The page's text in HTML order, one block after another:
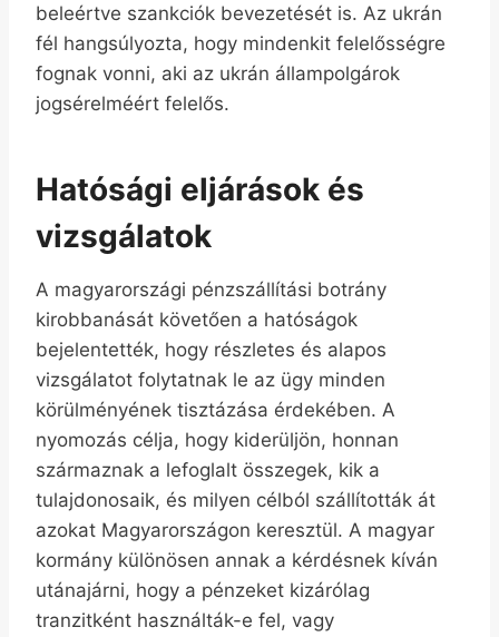
beleértve szankciók bevezetését is. Az ukrán
fél hangsúlyozta, hogy mindenkit felelősségre
fognak vonni, aki az ukrán állampolgárok
jogsérelméért felelős.
Hatósági eljárások és
vizsgálatok
A magyarországi pénzszállítási botrány
kirobbanását követően a hatóságok
bejelentették, hogy részletes és alapos
vizsgálatot folytatnak le az ügy minden
körülményének tisztázása érdekében. A
nyomozás célja, hogy kiderüljön, honnan
származnak a lefoglalt összegek, kik a
tulajdonosaik, és milyen célból szállították át
azokat Magyarországon keresztül. A magyar
kormány különösen annak a kérdésnek kíván
utánajárni, hogy a pénzeket kizárólag
tranzitként használták-e fel, vagy